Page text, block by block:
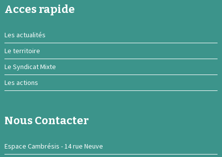
Acces rapide
Les actualités
Le territoire
Le Syndicat Mixte
Les actions
Nous Contacter
Espace Cambrésis - 14 rue Neuve